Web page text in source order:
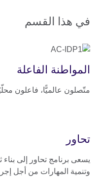
في هذا القسم
المواطنة الفاعلة
متّصلون عالميًّا، فاعلون
تحاور
يسعى برنامج تحاور إلى
وتنمية المهارات من أجل